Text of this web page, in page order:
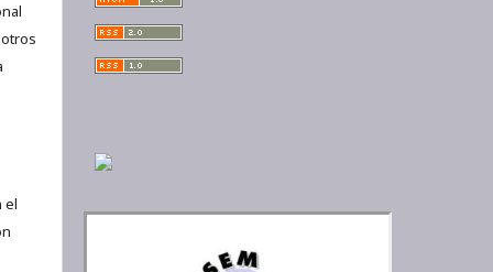
otros
el